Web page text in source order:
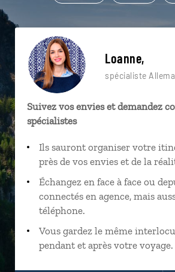
Loanne,
spécialiste
Suivez vos envies et demandez
spécialistes
Ils sauront organiser votre
près de vos envies et de la
Échangez en face à face ou
connectés en agence, mais
téléphone.
Vous gardez le même
pendant et après votre voyage.